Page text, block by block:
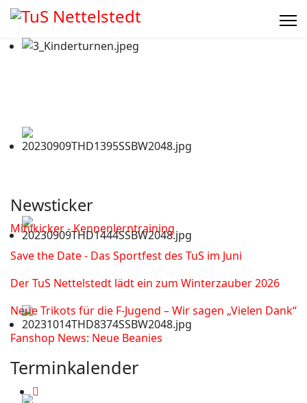
Newsticker
Minikicker - Kennenlerntraining
Save the Date - Das Sportfest des TuS im Juni
Der TuS Nettelstedt lädt ein zum Winterzauber 2026
Neue Trikots für die F-Jugend – Wir sagen „Vielen Dank“
Fanshop News: Neue Beanies
Terminkalender